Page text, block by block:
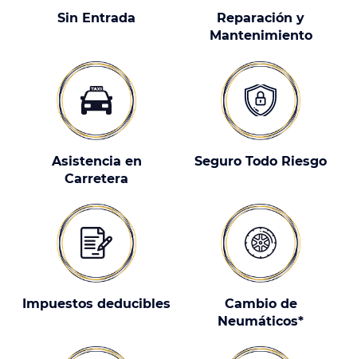
Sin Entrada
Reparación y
Mantenimiento
Asistencia en
Carretera
Seguro Todo Riesgo
Impuestos deducibles
Cambio de
Neumáticos*